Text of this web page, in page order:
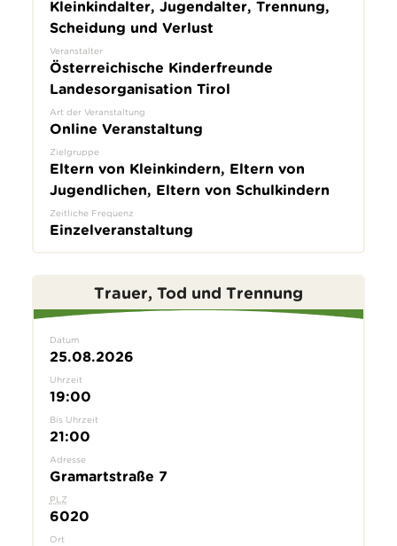
Kleinkindalter, Jugendalter, Trennung,
Scheidung und Verlust
Veranstalter
Österreichische Kinderfreunde
Landesorganisation Tirol
Art der Veranstaltung
Online Veranstaltung
Zielgruppe
Eltern von Kleinkindern, Eltern von
Jugendlichen, Eltern von Schulkindern
Zeitliche Frequenz
Einzelveranstaltung
Trauer, Tod und Trennung
Datum
25.08.2026
Uhrzeit
19:00
Bis Uhrzeit
21:00
Adresse
Gramartstraße 7
PLZ
6020
Ort